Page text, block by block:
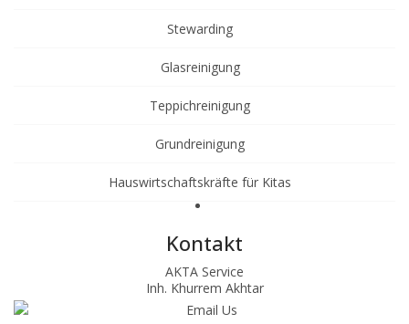
Stewarding
Glasreinigung
Teppichreinigung
Grundreinigung
Hauswirtschaftskräfte für Kitas
Kontakt
AKTA Service
Inh. Khurrem Akhtar